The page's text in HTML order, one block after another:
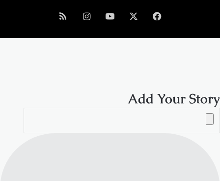
فيسبوك ‫YouTubeانستقرامملخص
الموقع
Add Your Story